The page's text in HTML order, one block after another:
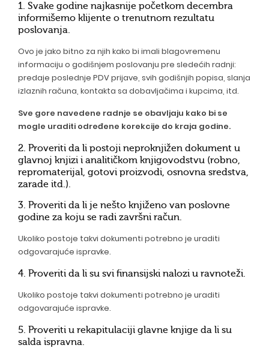
1. Svake godine najkasnije početkom decembra
informišemo klijente o trenutnom rezultatu
poslovanja.
Ovo je jako bitno za njih kako bi imali blagovremenu
informaciju o godišnjem poslovanju pre sledećih radnji:
predaje poslednje PDV prijave, svih godišnjih popisa, slanja
izlaznih računa, kontakta sa dobavljačima i kupcima, itd.
Sve gore navedene radnje se obavljaju kako bi se
mogle uraditi određene korekcije do kraja godine.
2. Proveriti da li postoji neproknjižen dokument u
glavnoj knjizi i analitičkom knjigovodstvu (robno,
repromaterijal, gotovi proizvodi, osnovna sredstva,
zarade itd.).
3. Proveriti da li je nešto knjiženo van poslovne
godine za koju se radi završni račun.
Ukoliko postoje takvi dokumenti potrebno je uraditi
odgovarajuće ispravke.
4. Proveriti da li su svi finansijski nalozi u ravnoteži.
Ukoliko postoje takvi dokumenti potrebno je uraditi
odgovarajuće ispravke.
5. Proveriti u rekapitulaciji glavne knjige da li su
salda ispravna.